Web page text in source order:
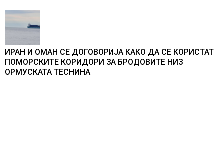
ИРАН И ОМАН СЕ ДОГОВОРИЈА КАКО ДА СЕ КОРИСТАТ
ПОМОРСКИТЕ КОРИДОРИ ЗА БРОДОВИТЕ НИЗ
ОРМУСКАТА ТЕСНИНА